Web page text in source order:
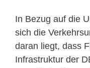
In Bezug auf die
sich die
daran liegt, dass
Infrastruktur der